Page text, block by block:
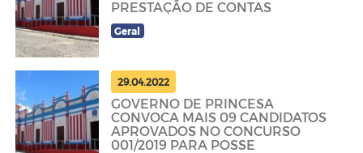
PRESTAÇÃO DE CONTAS
Geral
29.04.2022
GOVERNO DE PRINCESA
CONVOCA MAIS 09 CANDIDATOS
APROVADOS NO CONCURSO
001/2019 PARA POSSE